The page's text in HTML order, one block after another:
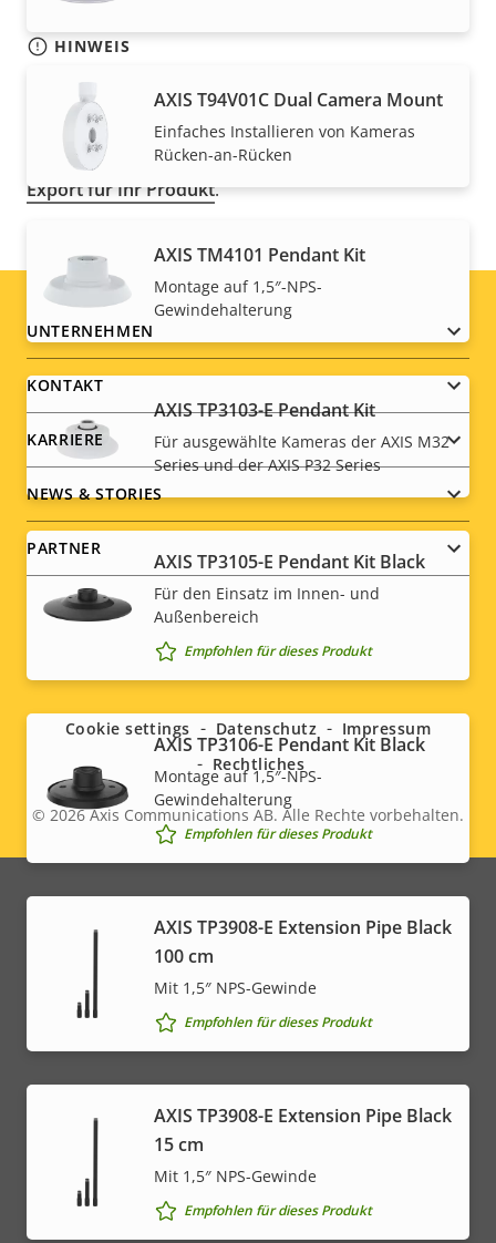
AXIS T94V01C Dual Camera Mount
Einfaches Installieren von Kameras
Rücken-an-Rücken
AXIS TM4101 Pendant Kit
Montage auf 1,5″-NPS-
Gewindehalterung
AXIS TP3103-E Pendant Kit
Für ausgewählte Kameras der AXIS M32
Series und der AXIS P32 Series
AXIS TP3105-E Pendant Kit Black
Für den Einsatz im Innen- und
Außenbereich
Empfohlen für dieses Produkt
AXIS TP3106-E Pendant Kit Black
Montage auf 1,5″-NPS-
Gewindehalterung
Empfohlen für dieses Produkt
AXIS TP3908-E Extension Pipe Black
100 cm
Mit 1,5″ NPS-Gewinde
Empfohlen für dieses Produkt
AXIS TP3908-E Extension Pipe Black
15 cm
Mit 1,5″ NPS-Gewinde
Empfohlen für dieses Produkt
HINWEIS
Axis Produkte unterliegen möglicherweise den
Exportkontrollbestimmungen der USA und der EU
sowie anderer nationaler Exportkontrollgesetze.
Finden Sie hier Compliance-Informationen zum
Export für Ihr Produkt.
Footer
menu
UNTERNEHMEN
KONTAKT
KARRIERE
NEWS & STORIES
PARTNER
Social
menu
Legal
© 2026Axis Communications AB. Alle Rechte vorbehalten.
Cookie settings Datenschutz
Impressum
Rechtliches